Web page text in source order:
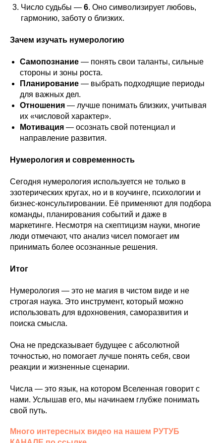
Число судьбы — 6. Оно символизирует любовь,
гармонию, заботу о близких.
Зачем изучать нумерологию
Самопознание — понять свои таланты, сильные
стороны и зоны роста.
Планирование — выбрать подходящие периоды
для важных дел.
Отношения — лучше понимать близких, учитывая
их «числовой характер».
Мотивация — осознать свой потенциал и
направление развития.
Нумерология и современность
Сегодня нумерология используется не только в
эзотерических кругах, но и в коучинге, психологии и
бизнес-консультировании. Её применяют для подбора
команды, планирования событий и даже в
маркетинге. Несмотря на скептицизм науки, многие
люди отмечают, что анализ чисел помогает им
принимать более осознанные решения.
Итог
Нумерология — это не магия в чистом виде и не
строгая наука. Это инструмент, который можно
использовать для вдохновения, саморазвития и
поиска смысла.
Она не предсказывает будущее с абсолютной
точностью, но помогает лучше понять себя, свои
реакции и жизненные сценарии.
Числа — это язык, на котором Вселенная говорит с
нами. Услышав его, мы начинаем глубже понимать
свой путь.
Много интересных видео на нашем РУТУБ